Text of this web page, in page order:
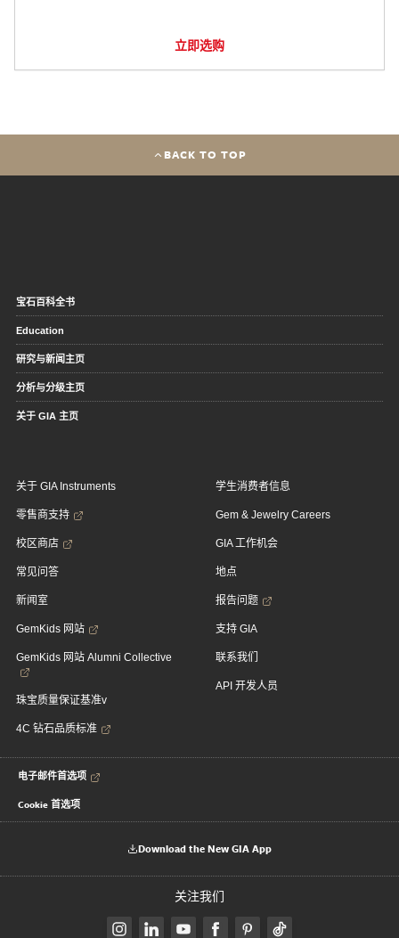
立即选购
BACK TO TOP
宝石百科全书
Education
研究与新闻主页
分析与分级主页
关于 GIA 主页
关于 GIA Instruments
零售商支持
校区商店
常见问答
新闻室
GemKids 网站
GemKids 网站 Alumni Collective
珠宝质量保证基准v
4C 钻石品质标准
学生消费者信息
Gem & Jewelry Careers
GIA 工作机会
地点
报告问题
支持 GIA
联系我们
API 开发人员
电子邮件首选项
Cookie 首选项
Download the New GIA App
关注我们